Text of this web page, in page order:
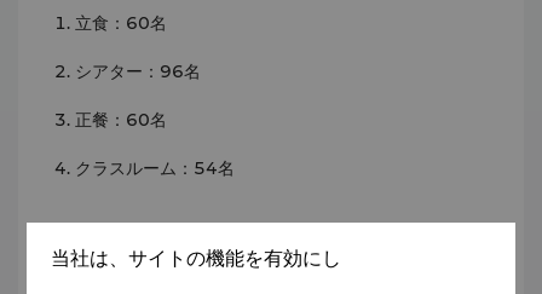
立食：60名
シアター：96名
正餐：60名
クラスルーム：54名
当社は、サイトの機能を有効にし